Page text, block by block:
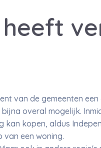
van de gemeenten
overal mogelijk.
kopen, aldus
een woning.